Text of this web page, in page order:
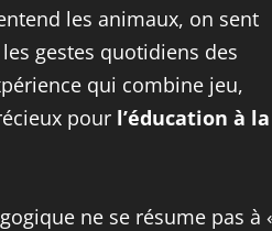
les animaux, on sent
gestes quotidiens des
qui combine jeu,
pour l’éducation à la
ne se résume pas à